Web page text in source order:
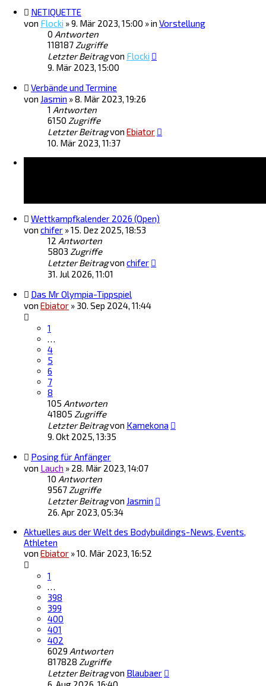
NETIQUETTE
von Flocki »9. Mär 2023, 15:00 » in Vorstellung
0 Antworten
118187 Zugriffe
Letzter Beitragvon Flocki
9. Mär 2023, 15:00
Verbände und Termine
von Jasmin »8. Mär 2023, 19:26
1 Antworten
6150 Zugriffe
Letzter Beitragvon Ebiator
10. Mär 2023, 11:37
Wettkampfkalender 2026 (Open)
von chifer »15. Dez 2025, 18:53
12 Antworten
5803 Zugriffe
Letzter Beitragvon chifer
31. Jul 2026, 11:01
Das Mr Olympia-Tippspiel
von Ebiator » 30. Sep 2024, 11:44
1
…
4
5
6
7
8
105 Antworten
41805 Zugriffe
Letzter Beitragvon Kamekona
9. Okt 2025, 13:35
Posing für Anfänger
von Lauch » 28. Mär 2023, 14:07
10 Antworten
9567 Zugriffe
Letzter Beitragvon Jasmin
26. Apr 2023, 05:34
Aktuelles aus der Welt des Bodybuildings-News, Events,
Athleten
von Ebiator »10. Mär 2023, 16:52
1
…
398
399
400
401
402
6029 Antworten
817828 Zugriffe
Letzter Beitragvon Blaubaer